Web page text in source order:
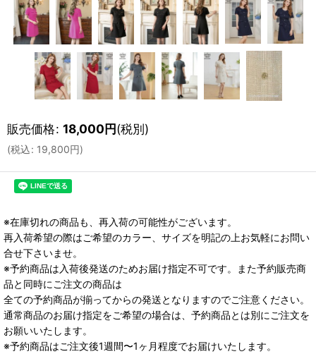
販売価格: 18,000円(税別)
(税込: 19,800円)
※在庫切れの商品も、再入荷の可能性がございます。
再入荷希望の際はご希望のカラー、サイズを明記の上お気軽にお問い
合せ下さいませ。
※予約商品は入荷後発送のためお届け指定不可です。また予約販売商
品と同時にご注文の商品は
全ての予約商品が揃ってからの発送となりますのでご注意ください。
通常商品のお届け指定をご希望の場合は、予約商品とは別にご注文を
お願いいたします。
※予約商品はご注文後1週間〜1ヶ月程度でお届けいたします。